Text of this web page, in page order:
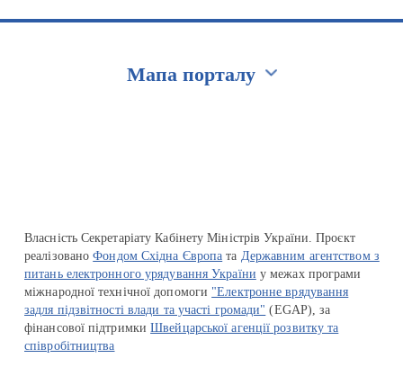
Мапа порталу
Власність Секретаріату Кабінету Міністрів України. Проєкт
реалізованоФондом Східна Європа та Державним агентством з
питань електронного урядування України у межах програми
міжнародної технічної допомоги "Електронне врядування
задля підзвітності влади та участі громади" (EGAP), за
фінансової підтримкиШвейцарської агенції розвитку та
співробітництва